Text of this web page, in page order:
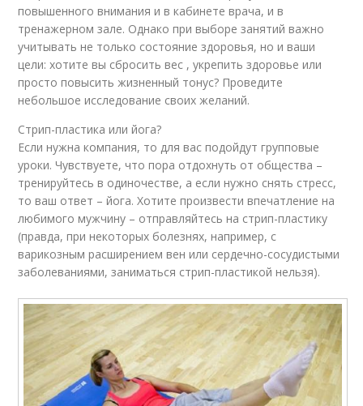
повышенного внимания и в кабинете врача, и в
тренажерном зале. Однако при выборе занятий важно
учитывать не только состояние здоровья, но и ваши
цели: хотите вы сбросить вес , укрепить здоровье или
просто повысить жизненный тонус? Проведите
небольшое исследование своих желаний.
Стрип-пластика или йога?
Если нужна компания, то для вас подойдут групповые
уроки. Чувствуете, что пора отдохнуть от общества –
тренируйтесь в одиночестве, а если нужно снять стресс,
то ваш ответ – йога. Хотите произвести впечатление на
любимого мужчину – отправляйтесь на стрип-пластику
(правда, при некоторых болезнях, например, с
варикозным расширением вен или сердечно-сосудистыми
заболеваниями, заниматься стрип-пластикой нельзя).